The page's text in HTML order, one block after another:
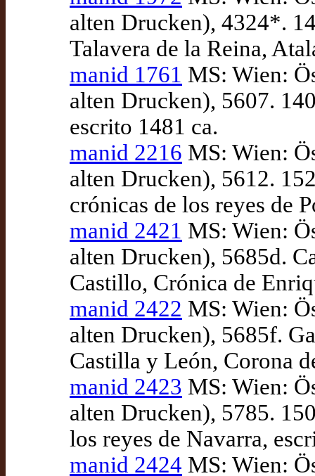
alten Drucken), 4324*.
Talavera de la Reina,
manid 1761 MS: Wien:
alten Drucken), 5607.
escrito 1481 ca.
manid 2216 MS: Wien:
alten Drucken), 5612.
crónicas de los reyes de
manid 2421 MS: Wien:
alten Drucken), 5685d.
Castillo, Crónica de
manid 2422 MS: Wien:
alten Drucken), 5685f.
Castilla y León, Corona
manid 2423 MS: Wien:
alten Drucken), 5785.
los reyes de Navarra,
manid 2424 MS: Wien: